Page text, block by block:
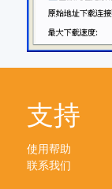
支持
使用帮助
联系我们